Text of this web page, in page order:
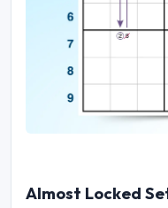
Almost Locked